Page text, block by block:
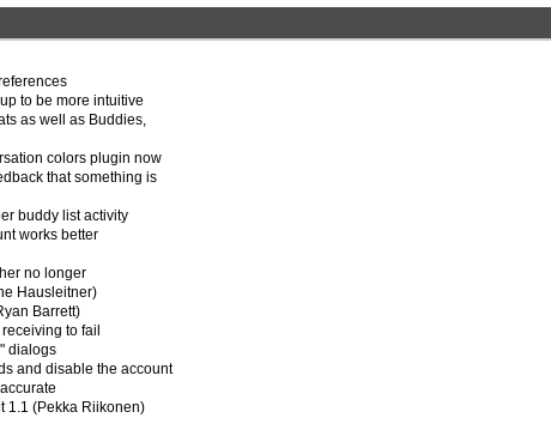
to be more intuitive
as well as Buddies,
colors plugin now
that something is
buddy list activity
works better
no longer
Hausleitner)
Barrett)
to fail
dialogs
and disable the account
1.1 (Pekka Riikonen)